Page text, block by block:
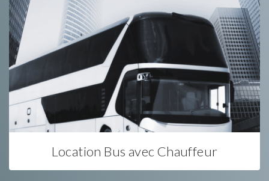
Location Bus avec Chauffeur